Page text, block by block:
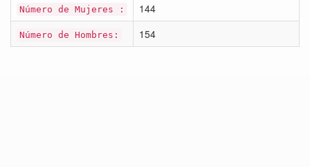
Número de Mujeres : 144
Número de Hombres: 154